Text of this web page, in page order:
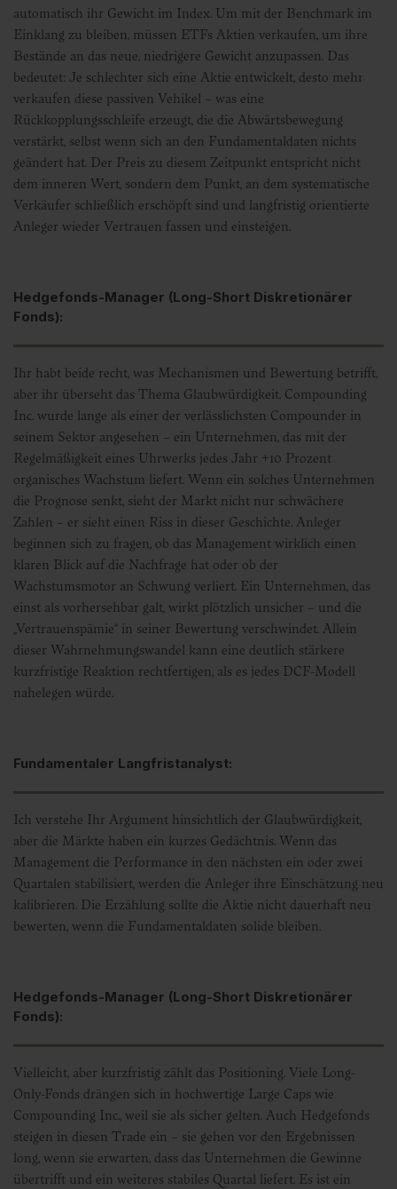
automatisch ihr Gewicht im Index. Um mit der Benchmark im
Einklang zu bleiben, müssen ETFs Aktien verkaufen, um ihre
Bestände an das neue, niedrigere Gewicht anzupassen. Das
bedeutet: Je schlechter sich eine Aktie entwickelt, desto mehr
verkaufen diese passiven Vehikel – was eine
Rückkopplungsschleife erzeugt, die die Abwärtsbewegung
verstärkt, selbst wenn sich an den Fundamentaldaten nichts
geändert hat. Der Preis zu diesem Zeitpunkt entspricht nicht
dem inneren Wert, sondern dem Punkt, an dem systematische
Verkäufer schließlich erschöpft sind und langfristig orientierte
Anleger wieder Vertrauen fassen und einsteigen.
Hedgefonds-Manager (Long-Short Diskretionärer
Fonds):
Ihr habt beide recht, was Mechanismen und Bewertung betrifft,
aber ihr überseht das Thema Glaubwürdigkeit. Compounding
Inc. wurde lange als einer der verlässlichsten Compounder in
seinem Sektor angesehen – ein Unternehmen, das mit der
Regelmäßigkeit eines Uhrwerks jedes Jahr +10 Prozent
organisches Wachstum liefert. Wenn ein solches Unternehmen
die Prognose senkt, sieht der Markt nicht nur schwächere
Zahlen – er sieht einen Riss in dieser Geschichte. Anleger
beginnen sich zu fragen, ob das Management wirklich einen
klaren Blick auf die Nachfrage hat oder ob der
Wachstumsmotor an Schwung verliert. Ein Unternehmen, das
einst als vorhersehbar galt, wirkt plötzlich unsicher – und die
„Vertrauenspämie“ in seiner Bewertung verschwindet. Allein
dieser Wahrnehmungswandel kann eine deutlich stärkere
kurzfristige Reaktion rechtfertigen, als es jedes DCF-Modell
nahelegen würde.
Fundamentaler Langfristanalyst:
Ich verstehe Ihr Argument hinsichtlich der Glaubwürdigkeit,
aber die Märkte haben ein kurzes Gedächtnis. Wenn das
Management die Performance in den nächsten ein oder zwei
Quartalen stabilisiert, werden die Anleger ihre Einschätzung neu
kalibrieren. Die Erzählung sollte die Aktie nicht dauerhaft neu
bewerten, wenn die Fundamentaldaten solide bleiben.
Hedgefonds-Manager (Long-Short Diskretionärer
Fonds):
Vielleicht, aber kurzfristig zählt das Positioning. Viele Long-
Only-Fonds drängen sich in hochwertige Large Caps wie
Compounding Inc., weil sie als sicher gelten. Auch Hedgefonds
steigen in diesen Trade ein – sie gehen vor den Ergebnissen
long, wenn sie erwarten, dass das Unternehmen die Gewinne
übertrifft und ein weiteres stabiles Quartal liefert. Es ist ein